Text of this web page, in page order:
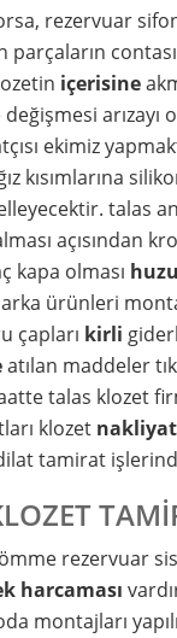
rezervuar
parçaların
içerisine
arızayı
ekimiz
kısımlarına
talas
açısından
kapa olması
ürünleri
çapları kirli
atılan maddeler
talas klozet
klozet nakliyat
tamirat
rezervuar
harcaması
montajları